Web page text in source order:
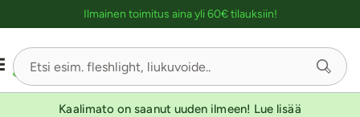
Ilmainen toimitus aina yli 60€ tilauksiin!
Kaalimato on saanut uuden ilmeen! Lue lisää